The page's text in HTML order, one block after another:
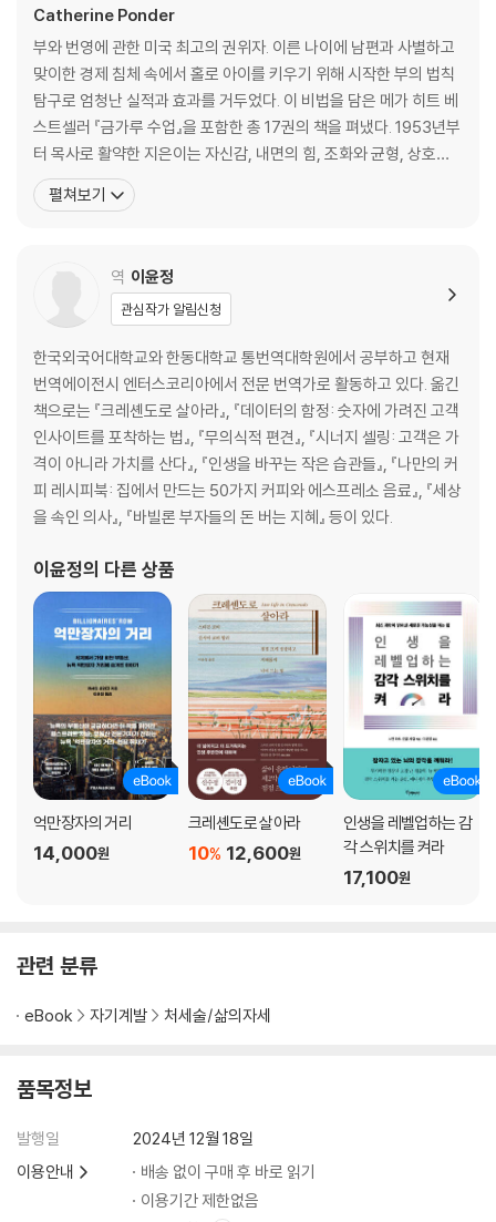
12장 당신이 가진 천재적인 능력들
13장 당신이 가진 특별한 능력
14장 자신감의 법칙
15장 매력의 법칙
16장 빚은 어떻게 해야 할까?
17장 건강과 부를 끌어당기는 생각
결론_ 금가루가 내려올 때
Catherine Ponder
부와 번영에 관한 미국 최고의 권위자. 이른 나이에 남편과 사별하고
맞이한 경제 침체 속에서 홀로 아이를 키우기 위해 시작한 부의 법칙
탐구로 엄청난 실적과 효과를 거두었다. 이 비법을 담은 메가 히트 베
스트셀러 『금가루 수업』을 포함한 총 17권의 책을 펴냈다. 1953년부
터 목사로 활약한 지은이는 자신감, 내면의 힘, 조화와 균형, 상호성
의 위대한 법칙을 일깨워 긍정 사고의 창시자 노먼 빈센트 필과 어깨
를 나란히 하고 있다. 저명한 국제적 인물의 정보를 담은 『후즈 후Wh
펼쳐보기
역 이윤정
관심작가 알림신청
한국외국어대학교와 한동대학교 통번역대학원에서 공부하고 현재
번역에이전시 엔터스코리아에서 전문 번역가로 활동하고 있다. 옮긴
책으로는 『크레셴도로 살아라』, 『데이터의 함정: 숫자에 가려진 고객
인사이트를 포착하는 법』, 『무의식적 편견』, 『시너지 셀링: 고객은 가
격이 아니라 가치를 산다』, 『인생을 바꾸는 작은 습관들』, 『나만의 커
피 레시피북: 집에서 만드는 50가지 커피와 에스프레소 음료』, 『세상
을 속인 의사』, 『바빌론 부자들의 돈 버는 지혜』 등이 있다.
이윤정의 다른 상품
억만장자의 거리
14,000원
크레셴도로 살아라
12,600원
10%
인생을 레벨업하는 감
각 스위치를 켜라
17,100원
관련 분류
eBook 자기계발 처세술/삶의자세
품목정보
발행일
2024년 12월 18일
이용안내
배송 없이 구매 후 바로 읽기
이용기간 제한없음